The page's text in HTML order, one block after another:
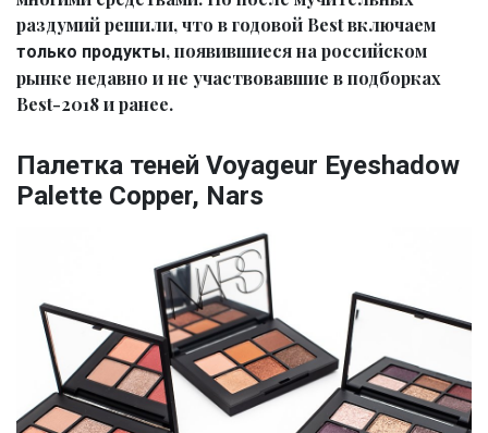
раздумий решили, что в годовой Best включаем
только продукты, появившиеся на российском
рынке недавно и не участвовавшие в подборках
Best-2018 и ранее.
Палетка теней Voyageur Eyeshadow
Palette Copper, Nars